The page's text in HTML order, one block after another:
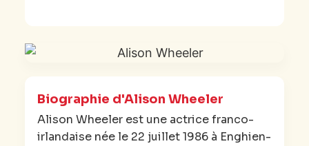
Biographie d'Alison Wheeler
Alison Wheeler est une actrice franco-
irlandaise née le 22 juillet 1986 à Enghien-